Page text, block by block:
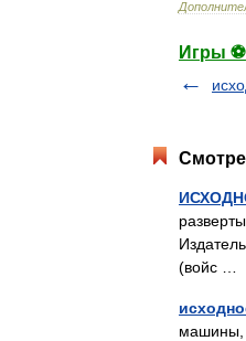
Игры ⚽
(войс …
машины,